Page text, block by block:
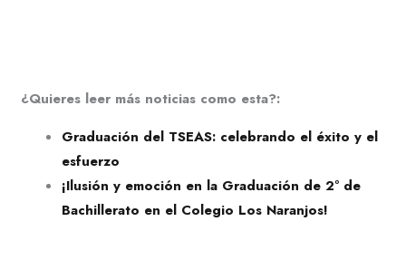
¿Quieres leer más noticias como esta?:
Graduación del TSEAS: celebrando el éxito y el
esfuerzo
¡Ilusión y emoción en la Graduación de 2º de
Bachillerato en el Colegio Los Naranjos!